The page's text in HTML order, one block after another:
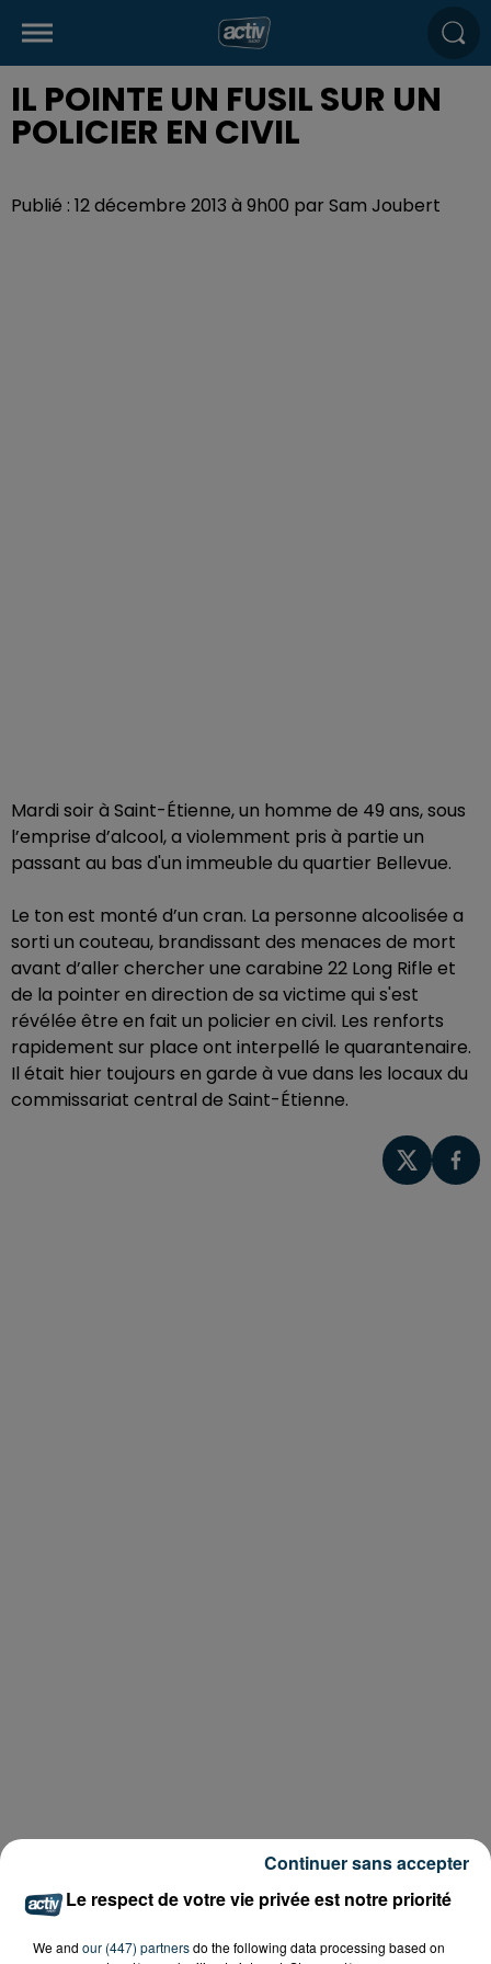
IL POINTE UN FUSIL SUR UN
POLICIER EN CIVIL
Publié : 12 décembre 2013 à 9h00 par Sam Joubert
Mardi soir à Saint-Étienne, un homme de 49 ans, sous
l’emprise d’alcool, a violemment pris à partie un
passant au bas d'un immeuble du quartier Bellevue.
Le ton est monté d’un cran. La personne alcoolisée a
sorti un couteau, brandissant des menaces de mort
avant d’aller chercher une carabine 22 Long Rifle et
de la pointer en direction de sa victime qui s'est
révélée être en fait un policier en civil. Les renforts
rapidement sur place ont interpellé le quarantenaire.
Il était hier toujours en garde à vue dans les locaux du
commissariat central de Saint-Étienne.
Le respect de votre vie privée est notre priorité
We and our (447) partnersdo the following data processing based on
Continuer sans accepter